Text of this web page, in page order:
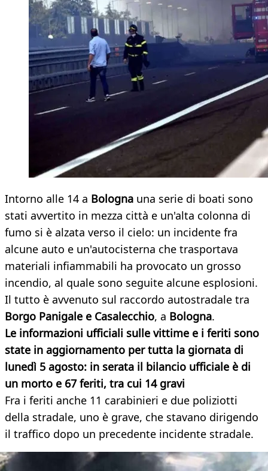
Intorno alle 14 a Bologna una serie di boati sono
stati avvertito in mezza città e un'alta colonna di
fumo si è alzata verso il cielo: un incidente fra
alcune auto e un'autocisterna che trasportava
materiali infiammabili ha provocato un grosso
incendio, al quale sono seguite alcune esplosioni.
Il tutto è avvenuto sul raccordo autostradale tra
Borgo Panigale e Casalecchio, a Bologna.
Le informazioni ufficiali sulle vittime e i feriti sono
state in aggiornamento per tutta la giornata di
lunedì 5 agosto: in serata il bilancio ufficiale è di
un morto e 67 feriti, tra cui 14 gravi
Fra i feriti anche 11 carabinieri e due poliziotti
della stradale, uno è grave, che stavano dirigendo
il traffico dopo un precedente incidente stradale.